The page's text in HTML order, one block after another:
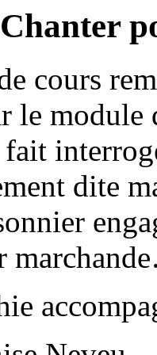
cours
le module
fait
dite